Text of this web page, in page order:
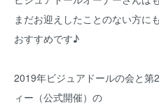
まだお迎えしたことのない方にも
おすすめです♪
2019年ビジュアドールの会と
ィー（公式開催）の